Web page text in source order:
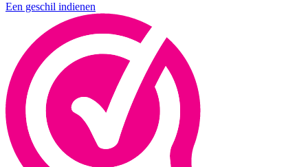
Een geschil indienen